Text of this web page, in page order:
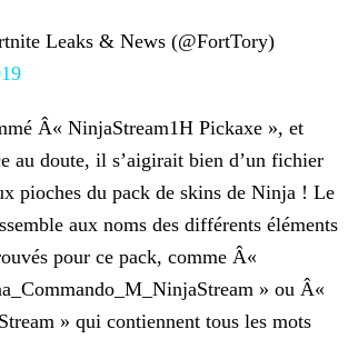
Leaks & News (@FortTory)
Â« NinjaStream1H Pickaxe », et
au doute, il s’aigirait bien d’un fichier
pioches du pack de skins de Ninja ! Le
aux noms des différents éléments
pour ce pack, comme Â«
» ou Â«
» qui contiennent tous les mots